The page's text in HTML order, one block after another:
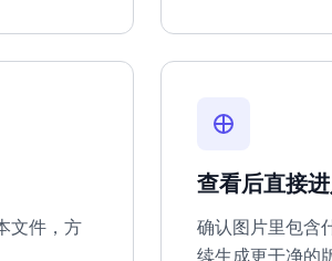
文件，方
查看后直接
确认图片里包含
续生成更干净的